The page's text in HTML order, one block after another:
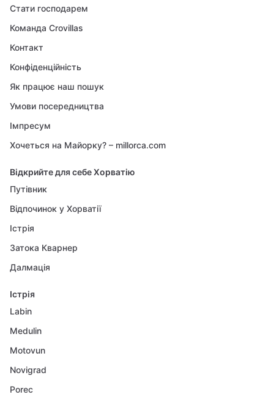
Стати господарем
Команда Crovillas
Контакт
Конфіденційність
Як працює наш пошук
Умови посередництва
Імпресум
Хочеться на Майорку? – millorca.com
Відкрийте для себе Хорватію
Путівник
Відпочинок у Хорватії
Істрія
Затока Кварнер
Далмація
Істрія
Labin
Medulin
Motovun
Novigrad
Porec